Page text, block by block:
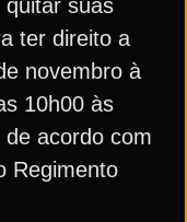
quitar suas
ter direito a
novembro à
10h00 às
acordo com
Regimento